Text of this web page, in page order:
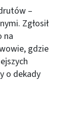
–
Zgłosił
na
gdzie
o dekady